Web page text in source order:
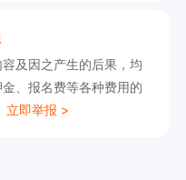
及因之产生的后果，均
、报名费等各种费用的
立即举报 >